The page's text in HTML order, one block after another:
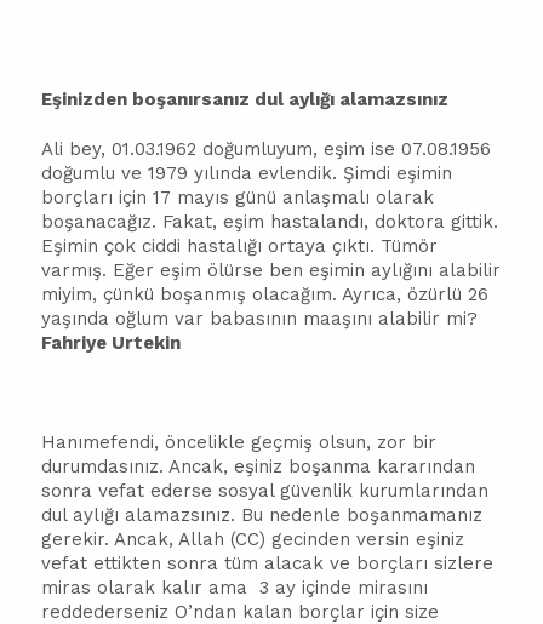
Eşinizden boşanırsanız dul aylığı alamazsınız
Ali bey, 01.03.1962 doğumluyum, eşim ise 07.08.1956
doğumlu ve 1979 yılında evlendik. Şimdi eşimin
borçları için 17 mayıs günü anlaşmalı olarak
boşanacağız. Fakat, eşim hastalandı, doktora gittik.
Eşimin çok ciddi hastalığı ortaya çıktı. Tümör
varmış. Eğer eşim ölürse ben eşimin aylığını alabilir
miyim, çünkü boşanmış olacağım. Ayrıca, özürlü 26
yaşında oğlum var babasının maaşını alabilir mi?
Fahriye Urtekin
Hanımefendi, öncelikle geçmiş olsun, zor bir
durumdasınız. Ancak, eşiniz boşanma kararından
sonra vefat ederse sosyal güvenlik kurumlarından
dul aylığı alamazsınız. Bu nedenle boşanmamanız
gerekir. Ancak, Allah (CC) gecinden versin eşiniz
vefat ettikten sonra tüm alacak ve borçları sizlere
miras olarak kalır ama
3 ay içinde mirasını
reddederseniz O’ndan kalan borçlar için size